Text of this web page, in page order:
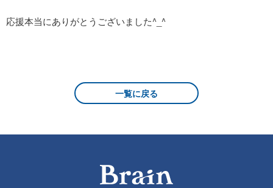
応援本当にありがとうございました^_^
一覧に戻る